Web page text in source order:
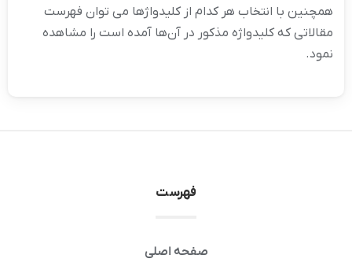
همچنین با انتخاب هر کدام از کلیدواژها می توان فهرست
مقالاتی که کلیدواژه مذکور در آن‌ها آمده است را مشاهده
نمود.
فهرست
صفحه اصلی